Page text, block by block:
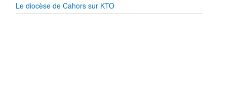
Le diocèse de Cahors sur KTO